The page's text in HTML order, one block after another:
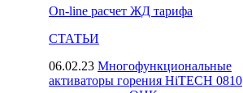
On-line расчет ЖД тарифа
СТАТЬИ
06.02.23 Многофункциональные
активаторы горения HiTECH 0810